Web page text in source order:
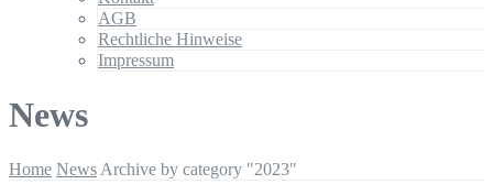
AGB
Rechtliche Hinweise
Impressum
News
Home News Archive by category "2023"